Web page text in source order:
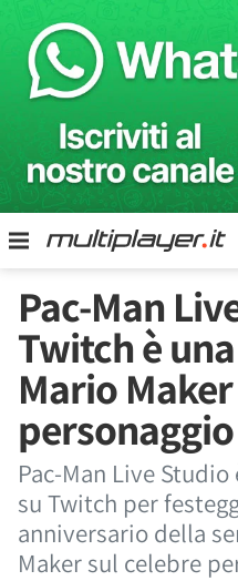
Pac-Man
Twitch è
Mario
Pac-Man Live
su Twitch per
anniversario della
Maker sul celebre